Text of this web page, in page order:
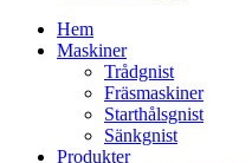
Hem
Maskiner
Trådgnist
Fräsmaskiner
Starthålsgnist
Sänkgnist
Produkter